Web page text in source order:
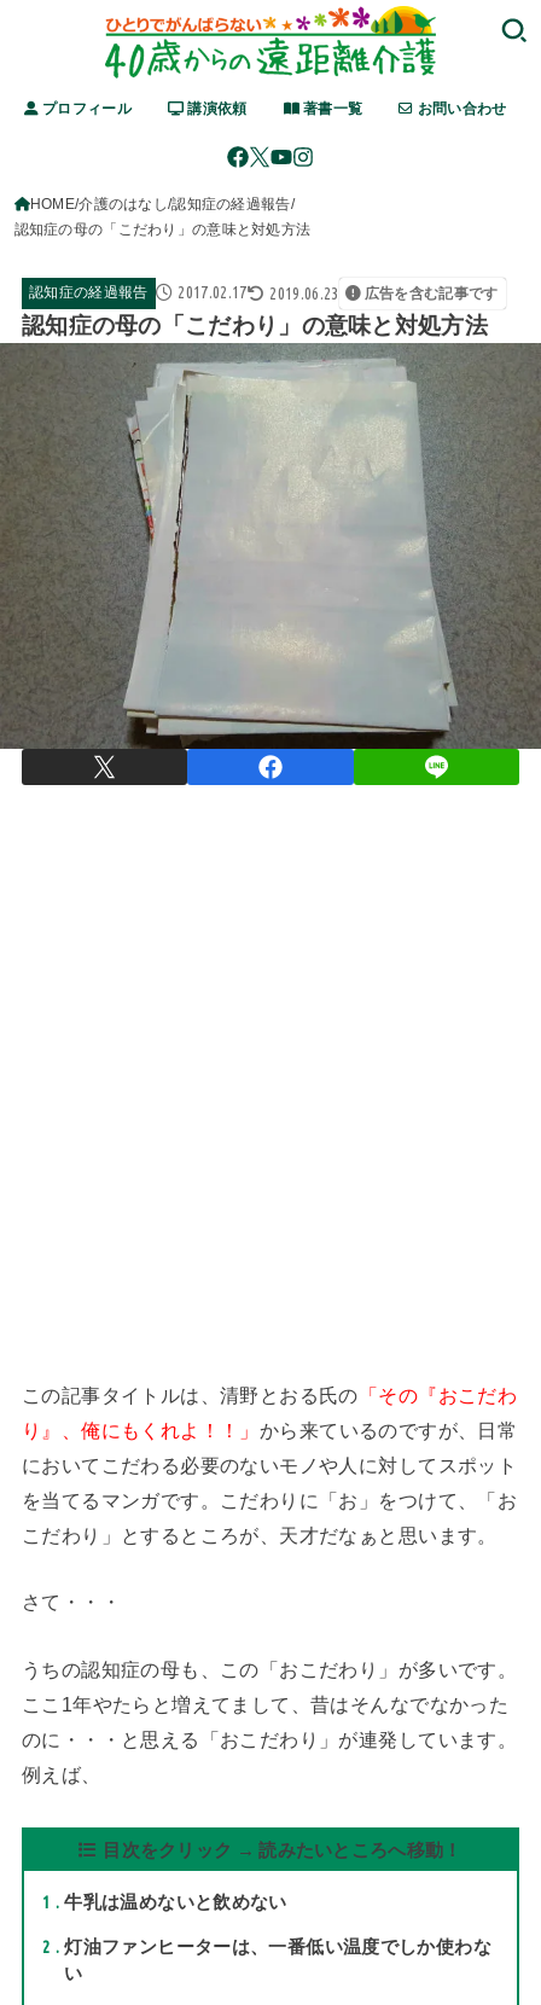
プロフィール 講演依頼 著書一覧 お問い合わせ
HOME 介護のはなし 認知症の経過報告
認知症の母の「こだわり」の意味と対処方法
認知症の経過報告 2017.02.17 2019.06.23 広告を含む記事です
認知症の母の「こだわり」の意味と対処方法
この記事タイトルは、清野とおる氏の 「その『おこだわ
り』、俺にもくれよ！！」 から来ているのですが、日常
においてこだわる必要のないモノや人に対してスポット
を当てるマンガです。こだわりに「お」をつけて、「お
こだわり」とするところが、天才だなぁと思います。
さて・・・
うちの認知症の母も、この「おこだわり」が多いです。
ここ1年やたらと増えてまして、昔はそんなでなかった
のに・・・と思える「おこだわり」が連発しています。
例えば、
目次をクリック → 読みたいところへ移動！
1 牛乳は温めないと飲めない
2
灯油ファンヒーターは、一番低い温度でしか使わな
い